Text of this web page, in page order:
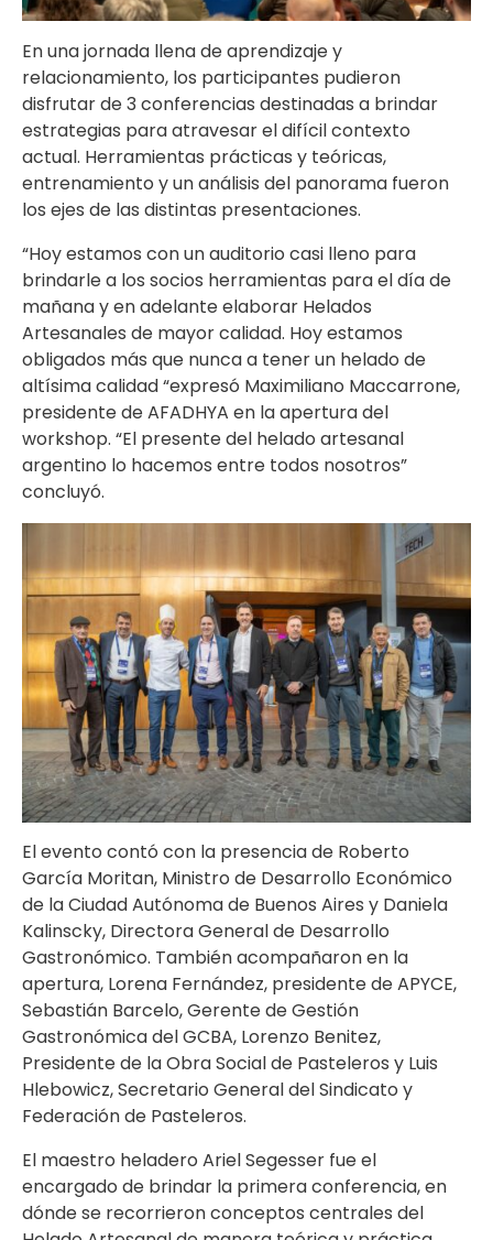
En una jornada llena de aprendizaje y
relacionamiento, los participantes pudieron
disfrutar de 3 conferencias destinadas a brindar
estrategias para atravesar el difícil contexto
actual. Herramientas prácticas y teóricas,
entrenamiento y un análisis del panorama fueron
los ejes de las distintas presentaciones.
“Hoy estamos con un auditorio casi lleno para
brindarle a los socios herramientas para el día de
mañana y en adelante elaborar Helados
Artesanales de mayor calidad. Hoy estamos
obligados más que nunca a tener un helado de
altísima calidad “expresó Maximiliano Maccarrone,
presidente de AFADHYA en la apertura del
workshop. “El presente del helado artesanal
argentino lo hacemos entre todos nosotros”
concluyó.
El evento contó con la presencia de Roberto
García Moritan, Ministro de Desarrollo Económico
de la Ciudad Autónoma de Buenos Aires y Daniela
Kalinscky, Directora General de Desarrollo
Gastronómico. También acompañaron en la
apertura, Lorena Fernández, presidente de APYCE,
Sebastián Barcelo, Gerente de Gestión
Gastronómica del GCBA, Lorenzo Benitez,
Presidente de la Obra Social de Pasteleros y Luis
Hlebowicz, Secretario General del Sindicato y
Federación de Pasteleros.
El maestro heladero Ariel Segesser fue el
encargado de brindar la primera conferencia, en
dónde se recorrieron conceptos centrales del